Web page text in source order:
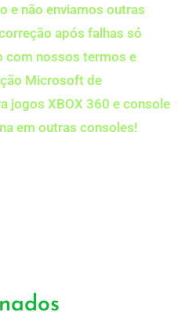
e não enviamos outras
após falhas só
com nossos termos e
Microsoft de
jogos XBOX 360 e console
em outras consoles!